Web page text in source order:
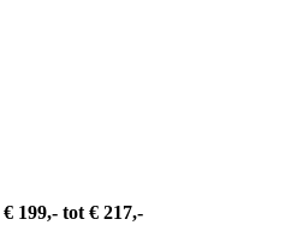
€ 199,- tot € 217,-